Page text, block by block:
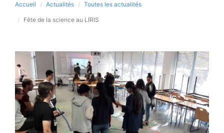
Accueil Actualités Toutes les actualités
Fête de la science au LIRIS